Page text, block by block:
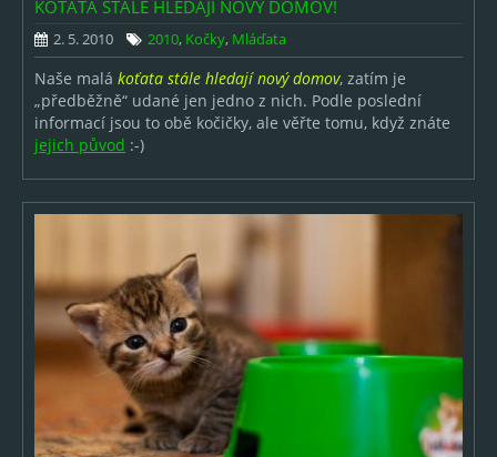
Výběry fotek
ARCHIV
2026
2025
2024
2022
2021
2020
2019
KOŤATA STÁLE HLEDAJÍ NOVÝ DOMOV!
2. 5. 2010 2010, Kočky, Mláďata
Naše malá koťata stále hledají nový domov, zatím je
„předběžně“ udané jen jedno z nich. Podle poslední
informací jsou to obě kočičky, ale věřte tomu, když znáte
jejich původ :-)